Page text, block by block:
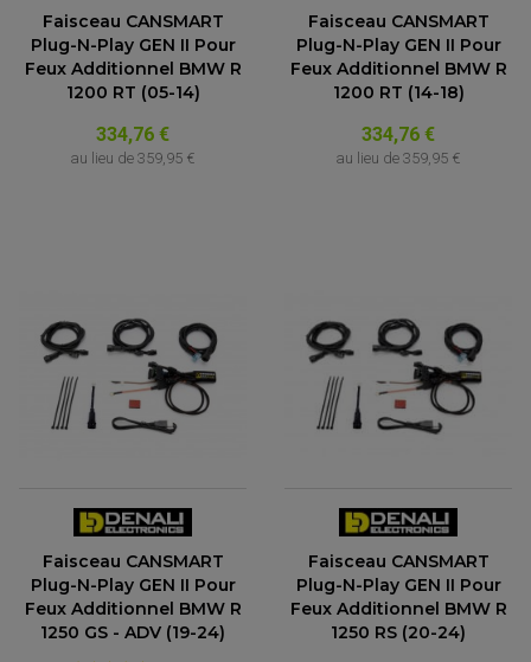
Faisceau CANSMART
Plug-N-Play GEN II Pour
Feux Additionnel BMW R
1200 RT (05-14)
334,76 €
au lieu de 359,95 €
Faisceau CANSMART
Plug-N-Play GEN II Pour
Feux Additionnel BMW R
1200 RT (14-18)
334,76 €
au lieu de 359,95 €
Faisceau CANSMART
Plug-N-Play GEN II Pour
Feux Additionnel BMW R
1250 GS - ADV (19-24)
Faisceau CANSMART
Plug-N-Play GEN II Pour
Feux Additionnel BMW R
1250 RS (20-24)